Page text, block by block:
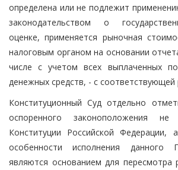
определена или не подлежит
законодательством о
оценке, применяется рыночная
налоговым органом на основании
числе с учетом всех выплаченных
денежных средств, - с соответствующей
Конституционный Суд отдельно
оспоренного законоположения не
Конституции Российской Федерации,
особенности исполнения данного
являются основанием для пересмотра